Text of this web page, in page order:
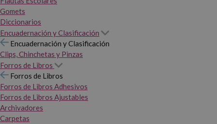
Gomets
Diccionarios
Encuadernación y Clasificación
Encuadernación y Clasificación
Clips, Chinchetas y Pinzas
Forros de Libros
Forros de Libros
Forros de Libros Adhesivos
Forros de Libros Ajustables
Archivadores
Carpetas